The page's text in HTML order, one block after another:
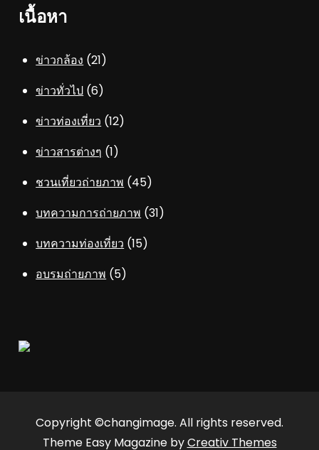
เนื้อหา
ข่าวกล้อง (21)
ข่าวทั่วไป (6)
ข่าวท่องเที่ยว (12)
ข่าวสารต่างๆ (1)
ชวนเที่ยวถ่ายภาพ (45)
บทความการถ่ายภาพ (31)
บทความท่องเที่ยว (15)
อบรมถ่ายภาพ (5)
Copyright ©changimage. All rights reserved.
Theme Easy Magazine byCreativ Themes